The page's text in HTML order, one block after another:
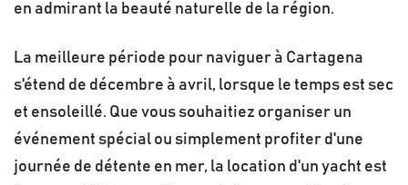
en admirant la beauté naturelle de la région.
La meilleure période pour naviguer à Cartagena
s'étend de décembre à avril, lorsque le temps est sec
et ensoleillé. Que vous souhaitiez organiser un
événement spécial ou simplement profiter d'une
journée de détente en mer, la location d'un yacht est